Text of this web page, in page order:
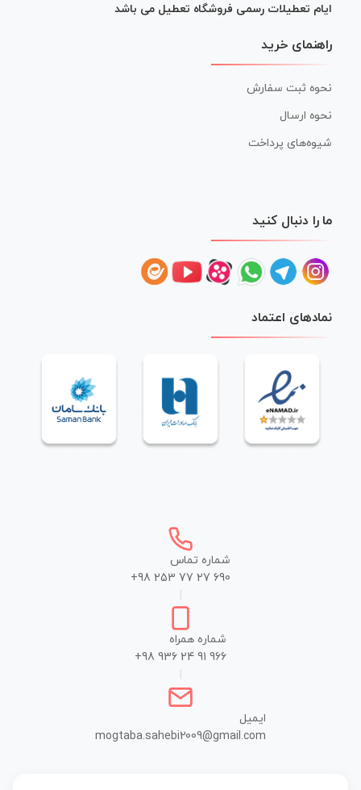
ایام تعطیلات رسمی فروشگاه تعطیل می باشد
راهنمای خرید
نحوه ثبت سفارش
نحوه ارسال
شیوه‌های پرداخت
ما را دنبال کنید
نمادهای اعتماد
شماره تماس
+98 253 77 27 690
شماره همراه
+98 936 24 91 966
ایمیل
mogtaba.sahebi2009@gmail.com